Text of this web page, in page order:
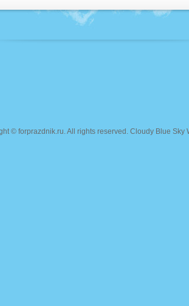
© forprazdnik.ru. All rights reserved. Cloudy Blue Sky